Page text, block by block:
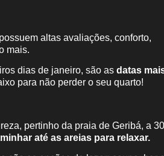
altas avaliações, conforto,
mais.
dias de janeiro, são as datas
para não perder o seu quarto!
pertinho da praia de Geribá, a
até as areias para relaxar.